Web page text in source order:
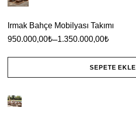
birden
fazla
varyasyonu
var.
sayfasından
Irmak Bahçe Mobilyası Takımı
950.000,00₺–1.350.000,00₺
SEPETE EKLE
ürünün